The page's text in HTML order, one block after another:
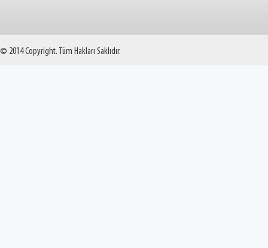
© 2014 Copyright. Tüm Hakları Saklıdır.